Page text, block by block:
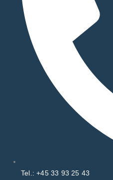
Tel.: +45 33 93 25 43